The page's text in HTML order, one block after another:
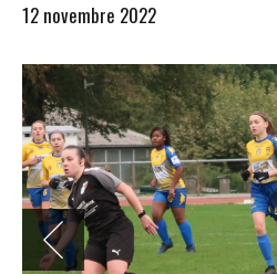
12 novembre 2022